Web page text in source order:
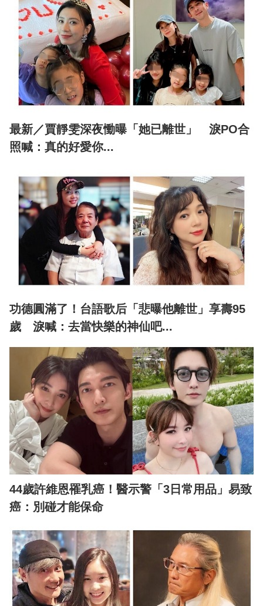
最新／賈靜雯深夜慟曝「她已離世」 淚PO合
照喊：真的好愛你...
功德圓滿了！台語歌后「悲曝他離世」享壽95
歲 淚喊：去當快樂的神仙吧...
44歲許維恩罹乳癌！醫示警「3日常用品」易致
癌：別碰才能保命